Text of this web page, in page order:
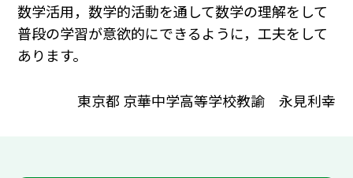
数学活用，数学的活動を通して数学の理解をして
普段の学習が意欲的にできるように，工夫をして
あります。
東京都 京華中学高等学校教諭 永見利幸